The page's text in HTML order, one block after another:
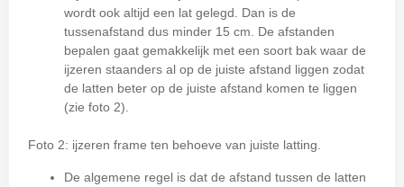
wordt ook altijd een lat gelegd. Dan is de
tussenafstand dus minder 15 cm. De afstanden
bepalen gaat gemakkelijk met een soort bak waar de
ijzeren staanders al op de juiste afstand liggen zodat
de latten beter op de juiste afstand komen te liggen
(zie foto 2).
Foto 2: ijzeren frame ten behoeve van juiste latting.
De algemene regel is dat de afstand tussen de latten